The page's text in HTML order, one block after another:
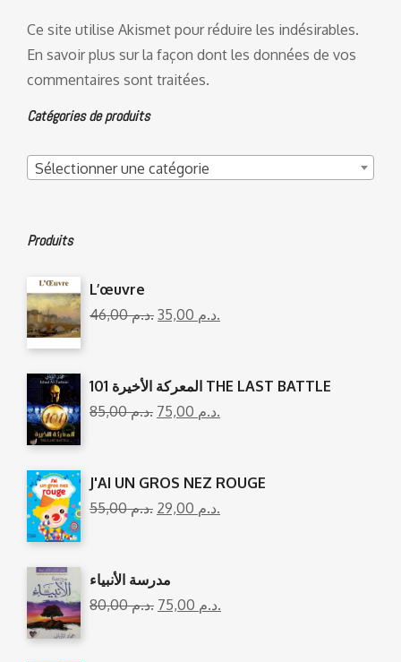
Ce site utilise Akismet pour réduire les indésirables.
En savoir plus sur la façon dont les données de vos
commentaires sont traitées.
Catégories de produits
Sélectionner une catégorie
Produits
L’œuvre
46,00
د.م. 35,00 د.م.
المعركة الأخيرة 101 THE LAST BATTLE
85,00
د.م. 75,00 د.م.
J'AI UN GROS NEZ ROUGE
55,00
د.م. 29,00 د.م.
مدرسة الأنبياء
80,00
د.م. 75,00 د.م.